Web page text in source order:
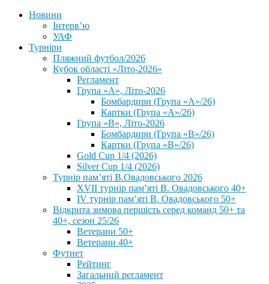
Новини
Інтерв’ю
УАФ
Турніри
Пляжний футбол/2026
Кубок області «Літо-2026»
Регламент
Група «А», Літо-2026
Бомбардири (Група «А»/26)
Картки (Група «А»/26)
Група «В», Літо-2026
Бомбардири (Група «В»/26)
Картки (Група «В»/26)
Gold Cup 1/4 (2026)
Silver Cup 1/4 (2026)
Турнір пам’яті В.Овадовського 2026
XVII турнір пам’яті В. Овадовського 40+
IV турнір пам’яті В. Овадовського 50+
Відкрита зимова першість серед команд 50+ та
40+, сезон 25/26
Ветерани 50+
Ветерани 40+
Футнет
Рейтинг
Загальний регламент